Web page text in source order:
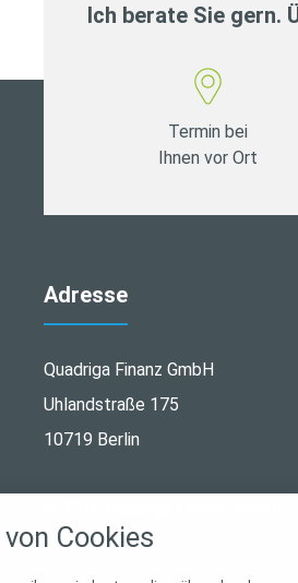
Ich berate Sie gern.
Termin bei
Ihnen vor Ort
Adresse
Quadriga Finanz GmbH
Uhlandstraße 175
10719 Berlin
Cookies
akzeptieren oder zu blockieren.